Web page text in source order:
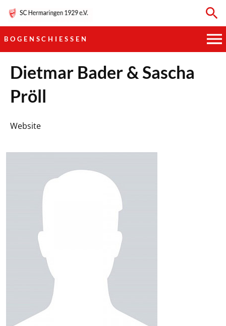
BOGENSCHIESSEN
HAUPTVEREIN
SPORTKEGELN
TISCHTENNIS
Dietmar Bader & Sascha
Pröll
Website